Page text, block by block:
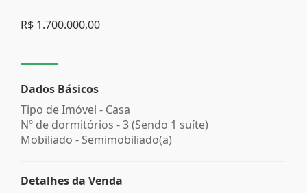
R$ 1.700.000,00
Dados Básicos
Tipo de Imóvel - Casa
Nº de dormitórios - 3 (Sendo 1 suíte)
Mobiliado - Semimobiliado(a)
Detalhes da Venda